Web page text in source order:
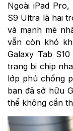
Ngoài iPad
S9 Ultra là hai
và mạnh mẽ
vẫn còn khó
Galaxy Tab
trang bị chip
lớp phủ chống
bạn đã sở hữu
thể không cần